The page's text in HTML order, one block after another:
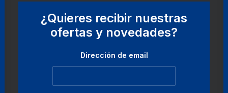
¿Quieres recibir nuestras
ofertas y novedades?
Dirección de email